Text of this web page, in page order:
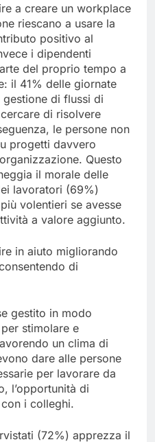
a creare un workplace
riescano a usare la
positivo al
i dipendenti
del proprio tempo a
il 41% delle giornate
di flussi di
di risolvere
le persone non
progetti davvero
Questo
il morale delle
lavoratori (69%)
volentieri se avesse
a valore aggiunto.
in aiuto migliorando
di
gestito in modo
stimolare e
un clima di
dare alle persone
per lavorare da
l’opportunità di
i colleghi.
(72%) apprezza il